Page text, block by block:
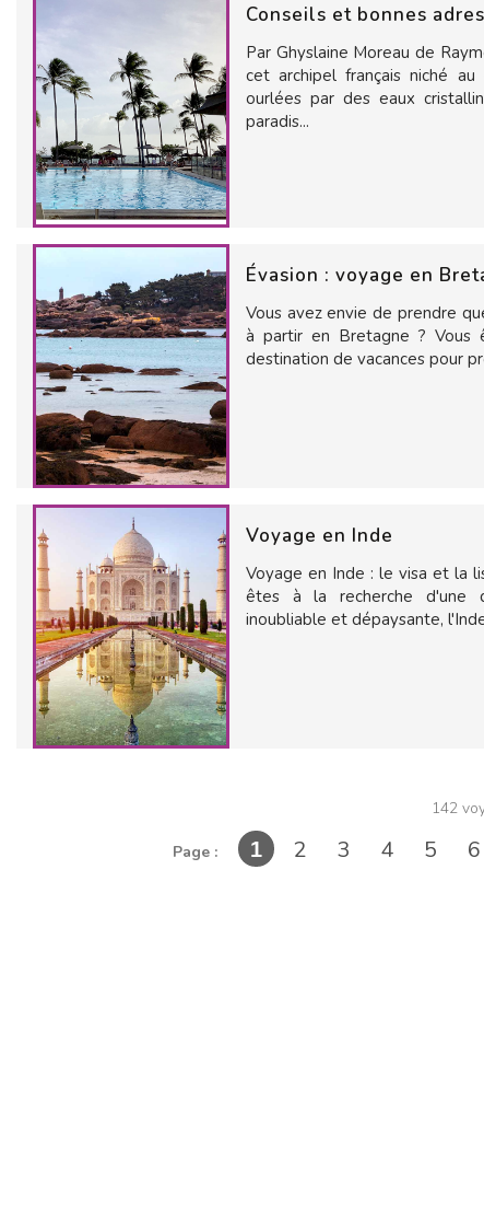
Conseils et bonnes
Par Ghyslaine Moreau de
cet archipel français niché
ourlées par des eaux
paradis...
Évasion : voyage en
Vous avez envie de prendre
à partir en Bretagne ? Vous
destination de vacances pour
Voyage en Inde
Voyage en Inde : le visa et la
êtes à la recherche d'une
inoubliable et dépaysante,
142
Page : 1 2 3 4 5 6